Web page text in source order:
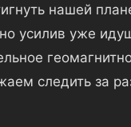
нашей
усилив уже
следить за